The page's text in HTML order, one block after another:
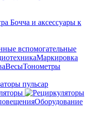
Бочча и аксессуары к
вспомогательные
Маркировка
ВесыТонометры
Оборудование